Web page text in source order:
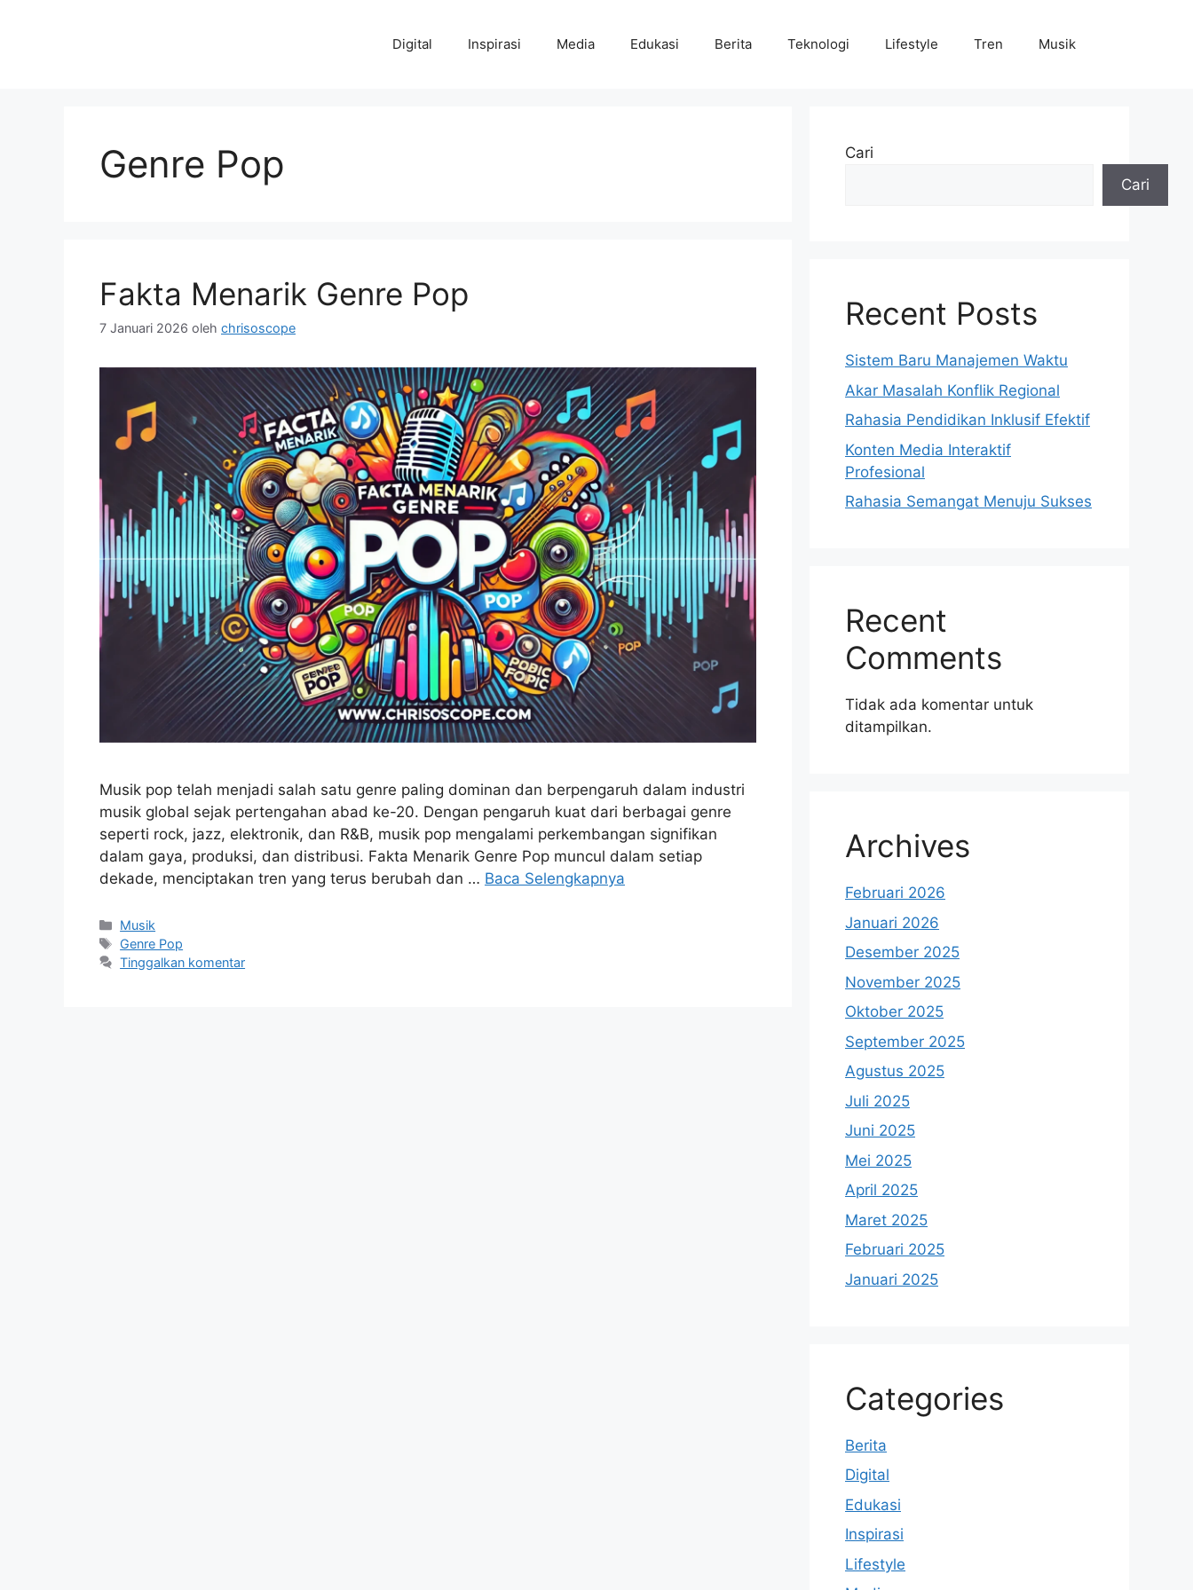
Digital Inspirasi Media Edukasi Berita Teknologi Lifestyle Tren Musik
Genre Pop
Fakta Menarik Genre Pop
7 Januari 2026 oleh chrisoscope
Musik pop telah menjadi salah satu genre paling dominan dan berpengaruh dalam industri
musik global sejak pertengahan abad ke-20. Dengan pengaruh kuat dari berbagai genre
seperti rock, jazz, elektronik, dan R&B, musik pop mengalami perkembangan signifikan
dalam gaya, produksi, dan distribusi. Fakta Menarik Genre Pop muncul dalam setiap
dekade, menciptakan tren yang terus berubah dan … Baca Selengkapnya
Kategori
Musik
Tag
Genre Pop
Tinggalkan komentar
Cari
Cari
Recent Posts
Sistem Baru Manajemen Waktu
Akar Masalah Konflik Regional
Rahasia Pendidikan Inklusif Efektif
Konten Media Interaktif
Profesional
Rahasia Semangat Menuju Sukses
Recent
Comments
Tidak ada komentar untuk
ditampilkan.
Archives
Februari 2026
Januari 2026
Desember 2025
November 2025
Oktober 2025
September 2025
Agustus 2025
Juli 2025
Juni 2025
Mei 2025
April 2025
Maret 2025
Februari 2025
Januari 2025
Categories
Berita
Digital
Edukasi
Inspirasi
Lifestyle